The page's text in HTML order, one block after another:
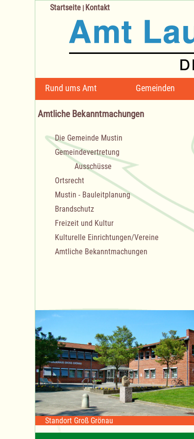
Navigation
überspringen
Rund ums Amt Gemeinden
Startseite | Kontakt
Amtliche Bekanntmachungen
Navigation
überspringen
Die Gemeinde Mustin
Gemeindevertretung
Ausschüsse
Ortsrecht
Mustin - Bauleitplanung
Brandschutz
Freizeit und Kultur
Kulturelle Einrichtungen/Vereine
Amtliche Bekanntmachungen
Standort Groß Grönau